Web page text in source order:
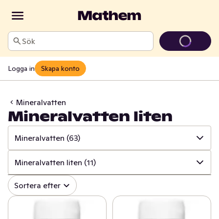
Sök
Logga in Skapa konto
Mineralvatten
Mineralvatten liten
Mineralvatten (63)
✓ Alla (1139)
✓ Läsk (143)
Alkoholfritt vin (24)
Mineralvatten liten (11)
✓ Alla (63)
Mineralvatten stor
Sortera efter